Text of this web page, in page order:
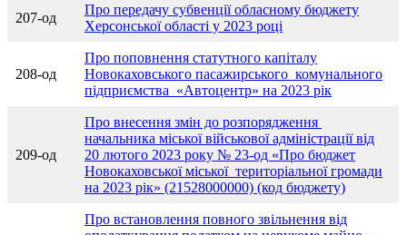
207-од
Про передачу субвенції обласному бюджету
Херсонської області у 2023 році
208-од
Про поповнення статутного капіталу
Новокаховського пасажирського комунального
підприємства «Автоцентр» на 2023 рік
209-од
Про внесення змін до розпорядження
начальника міської військової адміністрації від
20 лютого 2023 року № 23-од «Про бюджет
Новокаховської міської територіальної громади
на 2023 рік» (21528000000) (код бюджету)
Про встановлення повного звільнення від